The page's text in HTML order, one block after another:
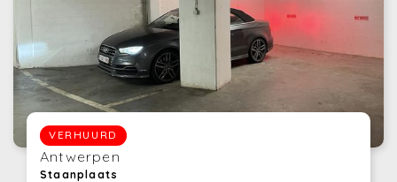
VERHUURD
Antwerpen
Staanplaats